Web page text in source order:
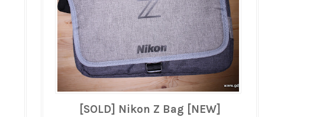
[SOLD] Nikon Z Bag [NEW]